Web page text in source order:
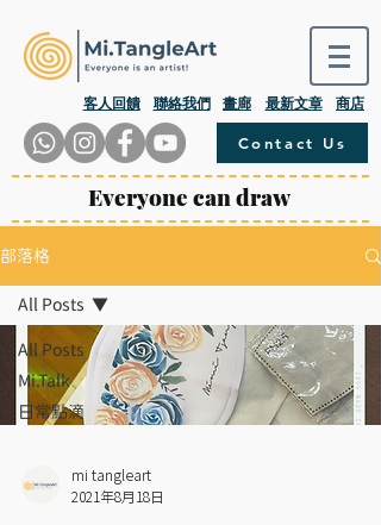
​客人回饋 畫廊
聯絡我們 最新文章 商店
Contact Us
Everyone can draw
部落格
All Posts
Mi.Talk
日常點滴
All Posts
mi tangleart
2021年8月18日